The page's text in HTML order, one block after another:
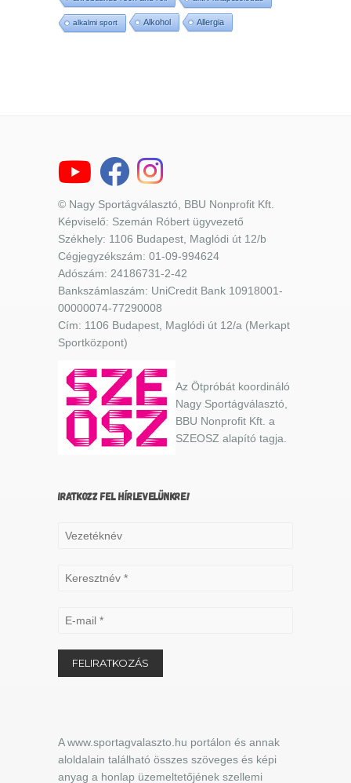
alkalmi sport Alkohol Allergia
© Nagy Sportágválasztó, BBU Nonprofit Kft.
Képviselő: Szemán Róbert ügyvezető
Székhely: 1106 Budapest, Maglódi út 12/b
Cégjegyzékszám: 01-09-994624
Adószám: 24186731-2-42
Bankszámlaszám: UniCredit Bank 10918001-
00000074-77290008
Cím: 1106 Budapest, Maglódi út 12/a (Merkapt
Sportközpont)
Az Ötpróbát koordináló
Nagy Sportágválasztó,
BBU Nonprofit Kft. a
SZEOSZ alapító tagja.
IRATKOZZ FEL HÍRLEVELÜNKRE!
A www.sportagvalaszto.hu portálon és annak
aloldalain található összes szöveges és képi
anyag a honlap üzemeltetőjének szellemi